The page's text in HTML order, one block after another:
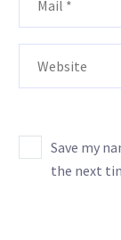
Save my
the next